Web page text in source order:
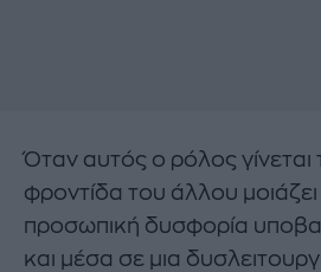
Όταν αυτός ο ρόλος γίνεται
φροντίδα του άλλου
προσωπική δυσφορία
και μέσα σε μια